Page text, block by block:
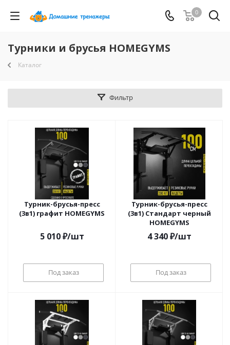
0
Турники и брусья HOMEGYMS
Каталог
Фильтр
Турник-брусья-пресс
(3в1) графит HOMEGYMS
5 010₽/шт
Под заказ
Турник-брусья-пресс
(3в1) Стандарт черный
HOMEGYMS
4 340₽/шт
Под заказ